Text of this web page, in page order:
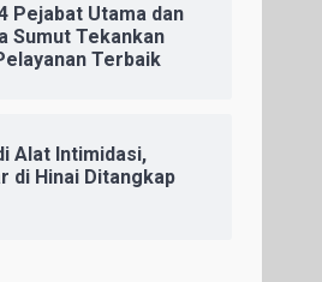
Pejabat Utama dan
Sumut Tekankan
Terbaik
Alat Intimidasi,
di Hinai Ditangkap